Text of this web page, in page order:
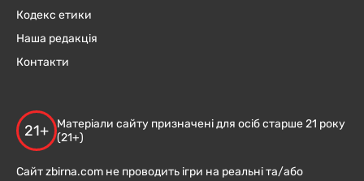
Кодекс етики
Наша редакція
Контакти
21+
Матеріали сайту призначені для осіб старше 21 року
(21+)
Сайт zbirna.com не проводить ігри на реальні та/або